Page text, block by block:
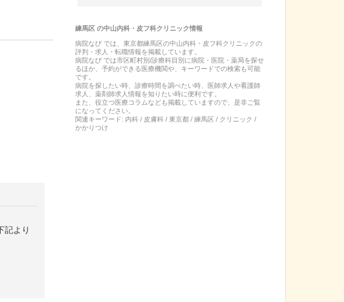
記より
練馬区の中山内科・皮フ科クリニック情報
病院なび では、 東京都練馬区の中山内科・皮フ科クリニックの
評判・求人・転職情報を掲載しています。
病院なび では市区町村別/診療科目別に病院・医院・薬局を探せ
るほか、予約ができる医療機関や、キーワードでの検索も可能
です。
病院を探したい時、診療時間を調べたい時、医師求人や看護師
求人、薬剤師求人情報を知りたい時に便利です。
また、役立つ医療コラムなども掲載していますので、是非ご覧
になってください。
関連キーワード: 内科 / 皮膚科 / 東京都 / 練馬区 / クリニック /
かかりつけ